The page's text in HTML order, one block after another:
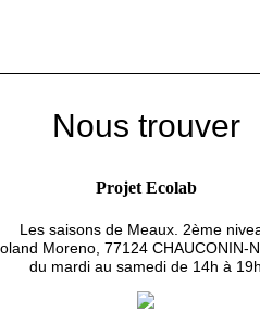
Nous trouver
Projet Ecolab
Les saisons de Meaux. 2ème
Moreno, 77124 CHAUCONIN-
du mardi au samedi de 14h à 19h